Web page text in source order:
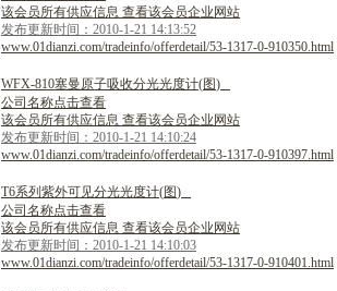
该会员所有供应信息 查看该会员企业网站
发布更新时间：2010-1-21 14:13:52
www.01dianzi.com/tradeinfo/offerdetail/53-1317-0-910350.html
WFX-810塞曼原子吸收分光光度计(图)
公司名称点击查看
该会员所有供应信息 查看该会员企业网站
发布更新时间：2010-1-21 14:10:24
www.01dianzi.com/tradeinfo/offerdetail/53-1317-0-910397.html
T6系列 紫外可见分光光度计(图)
公司名称点击查看
该会员所有供应信息 查看该会员企业网站
发布更新时间：2010-1-21 14:10:03
www.01dianzi.com/tradeinfo/offerdetail/53-1317-0-910401.html